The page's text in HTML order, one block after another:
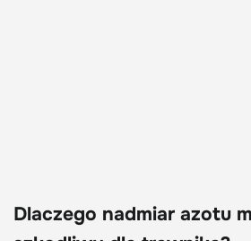
Dlaczego nadmiar azotu